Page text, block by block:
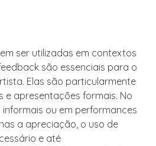
ser utilizadas em contextos
são essenciais para o
Elas são particularmente
e apresentações formais. No
ou em performances
a apreciação, o uso de
e até